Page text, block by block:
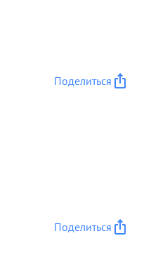
Поделиться
Поделиться